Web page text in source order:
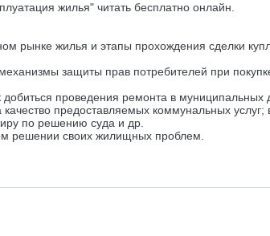
жилья" читать бесплатно онлайн.
рынке жилья и этапы прохождения сделки
защиты прав потребителей при
проведения ремонта в муниципальных
предоставляемых коммунальных услуг;
по решению суда и др.
решении своих жилищных проблем.